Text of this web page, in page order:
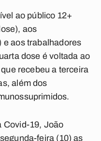
ao público 12+
aos
e aos trabalhadores
dose é voltada ao
recebeu a terceira
além dos
Covid-19, João
feira (10) as